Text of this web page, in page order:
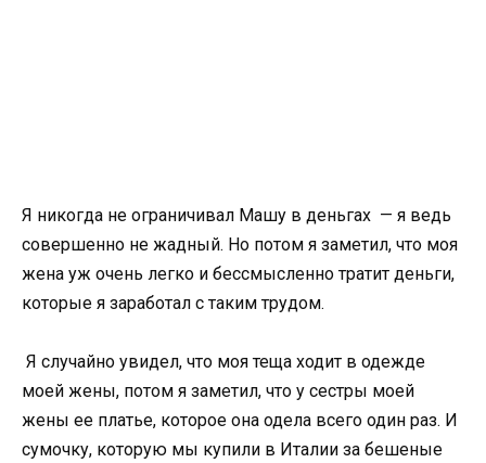
Я никогда не ограничивал Машу в деньгах — я ведь
совершенно не жадный. Но потом я заметил, что моя
жена уж очень легко и бессмысленно тратит деньги,
которые я заработал с таким трудом.
Я случайно увидел, что моя теща ходит в одежде
моей жены, потом я заметил, что у сестры моей
жены ее платье, которое она одела всего один раз. И
сумочку, которую мы купили в Италии за бешеные